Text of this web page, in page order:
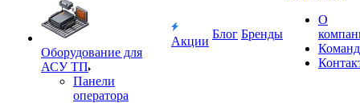
Оборудование для
АСУ ТП
Панели
оператора
Акции
Блог Бренды
О